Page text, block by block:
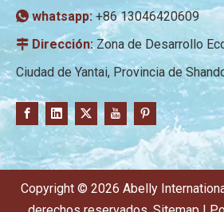
 whatsapp:+86 13046420609
 Dirección:Zona de Desarrollo
Ciudad de Yantai, Provincia de
Copyright © 2026 Abelly